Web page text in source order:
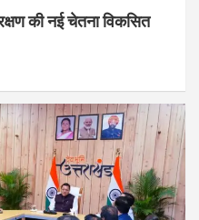
की नई चेतना विकसित